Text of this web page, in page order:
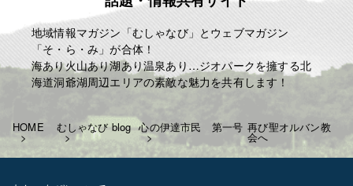
地域情報マガジン「むしゃなび」とウェブマガジン
「そ・ら・み」が合体！
海あり火山あり湖あり温泉あり…ジオパークを擁する北
海道洞爺湖周辺エリアの素敵な魅力を共有します！
HOME むしゃなび blog 心の伊達市民 第一号 再び聖オルバン教
会へ